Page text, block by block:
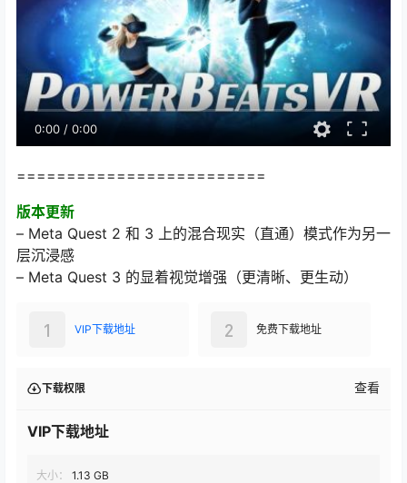
0:00 / 0:00
=========================
版本更新
– Meta Quest 2 和 3 上的混合现实（直通）模式作为另一
层沉浸感
– Meta Quest 3 的显着视觉增强（更清晰、更生动）
VIP下载地址
1 免费下载地址
2
下载权限 查看
VIP下载地址
大小：
1.13 GB